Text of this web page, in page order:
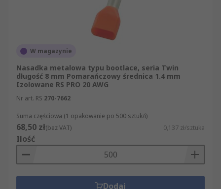
W magazynie
Nasadka metalowa typu bootlace, seria Twin
długość 8 mm Pomarańczowy średnica 1.4 mm
Izolowane RS PRO 20 AWG
Nr art. RS 270-7662
Suma częściowa (1 opakowanie po 500 sztuk/i)
68,50 zł(bez VAT) 0,137 zł/sztuka
Ilość
Dodaj